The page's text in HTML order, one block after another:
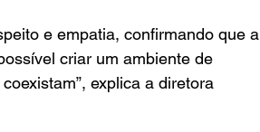
e empatia, confirmando que a
criar um ambiente de
explica a diretora